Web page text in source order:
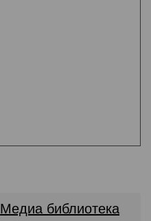
Медиа библиотека